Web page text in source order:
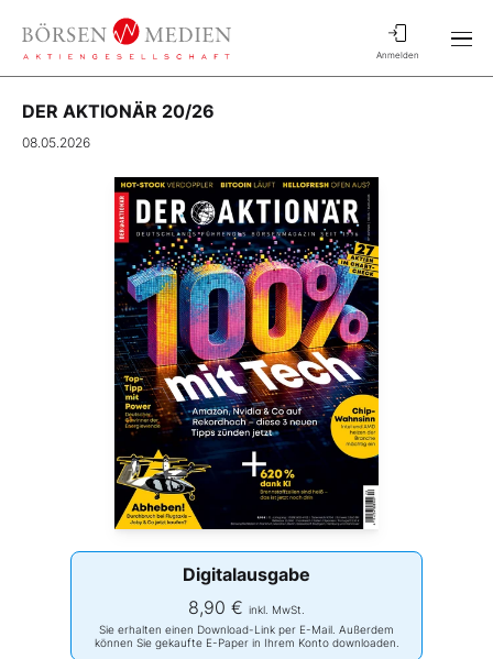
Anmelden
DER AKTIONÄR 20/26
08.05.2026
Digitalausgabe
8,90 € inkl. MwSt.
Sie erhalten einen Download-Link per E-Mail. Außerdem
können Sie gekaufte E-Paper in Ihrem Konto downloaden.